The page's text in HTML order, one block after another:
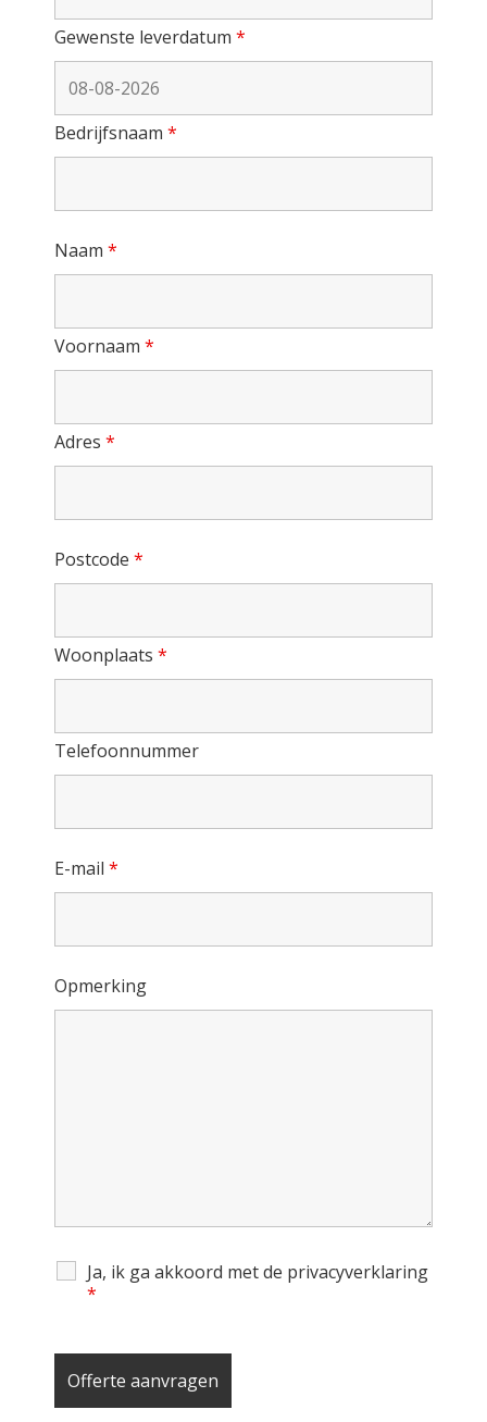
Gewenste leverdatum *
Bedrijfsnaam *
Naam *
Voornaam *
Adres *
Postcode *
Woonplaats *
Telefoonnummer
E-mail *
Opmerking
Ja, ik ga akkoord met de privacyverklaring
*